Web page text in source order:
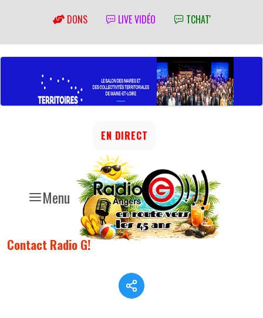
DONS LIVE VIDÉO TCHAT'
Menu
EN DIRECT
Contact Radio G!